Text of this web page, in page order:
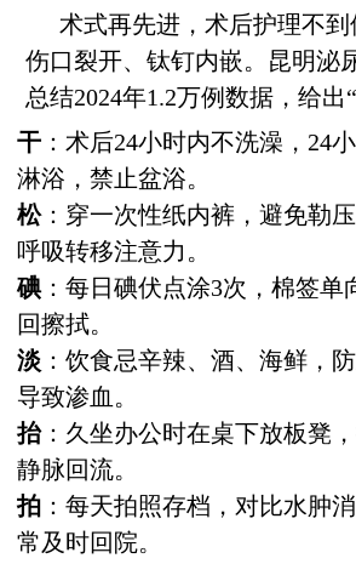
术式再先进，术后护理不
伤口裂开、钛钉内嵌。昆明泌
总结2024年1.2万例数据，给出
干 ：术后24小时内不洗澡，24
淋浴，禁止盆浴。
松：穿一次性纸内裤，避免勒
呼吸转移注意力。
碘：每日碘伏点涂3次，棉签单
回擦拭。
淡 ：饮食忌辛辣、酒、海鲜，
导致渗血。
抬：久坐办公时在桌下放板凳
静脉回流。
拍 ：每天拍照存档，对比水肿
常及时回院。